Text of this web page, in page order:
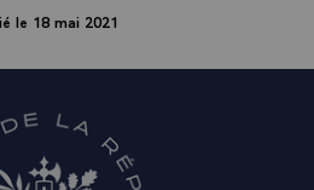
le 18 mai 2021